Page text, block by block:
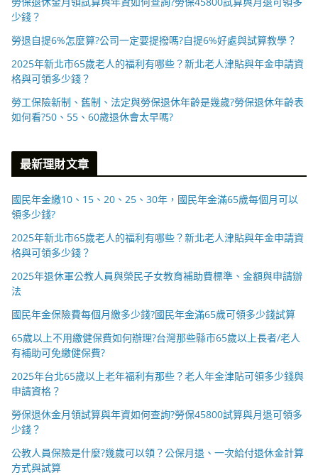
少錢？
勞退自提6%怎麼算?公司一定要提撥嗎?自提6%好處與試算教學？
2025年新北市65歲老人的福利有哪些？新北老人津貼與年金申請資
格與可領多少錢？
勞工保險新制、舊制、法定與勞保退休年齡是幾歲?勞保退休年齡表
如何看?50、55、60歲退休會太早嗎?
最新理財文章
國民年金繳10、15、20、25、30年，國民年金滿65歲每個月可以
領多少錢?
2025年新北市65歲老人的福利有哪些？新北老人津貼與年金申請資
格與可領多少錢？
2025年退休軍公教人員與榮民子女教育補助費標準、金額與申請辦
法
國民年金保險費每個月繳多少錢?國民年金滿65歲可領多少錢試算
65歲以上不用繳健保費如何辦理?台灣那些縣市65歲以上長者/老人
有補助可免繳健保費?
2025年台北65歲以上老年福利有那些？老人年金津貼可領多少錢與
申請資格？
勞保退休金月領試算與年資如何查詢?勞保45800試算與月退可領多
少錢？
公教人員保險是什麼?幾歲可以領？公保月退、一次給付退休金計算
方式與試算